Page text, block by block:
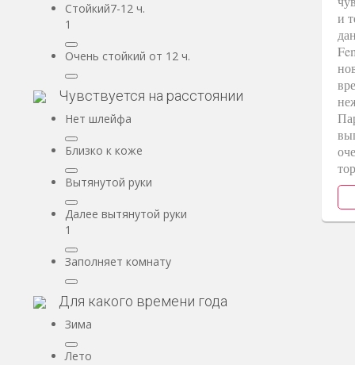
Стойкий7-12 ч.
1
Очень стойкий от 12 ч.
Чувствуется на расстоянии
Нет шлейфа
Близко к коже
Вытянутой руки
Далее вытянутой руки
1
Заполняет комнату
Для какого времени года
Зима
Лето
и